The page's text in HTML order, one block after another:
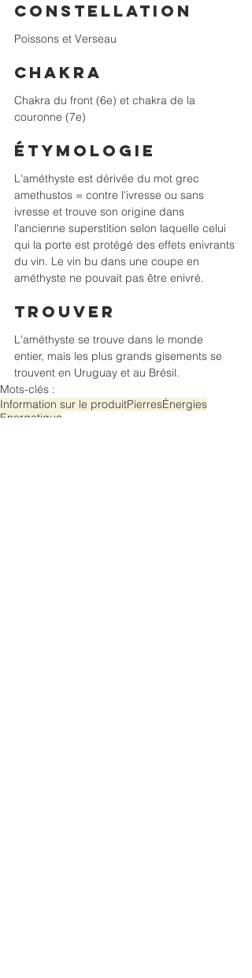
Constellation
Poissons et Verseau
Chakra
Chakra du front (6e) et chakra de la
couronne (7e)
Étymologie
L'améthyste est dérivée du mot grec
amethustos = contre l'ivresse ou sans
ivresse et trouve son origine dans
l'ancienne superstition selon laquelle celui
qui la porte est protégé des effets enivrants
du vin. Le vin bu dans une coupe en
améthyste ne pouvait pas être enivré.
Trouver
L'améthyste se trouve dans le monde
entier, mais les plus grands gisements se
trouvent en Uruguay et au Brésil.
Mots-clés :
Information sur le produitPierresÉnergies
Energetique